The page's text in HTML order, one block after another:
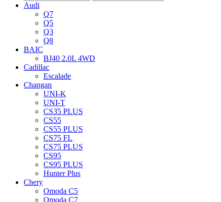
Audi
Q7
Q5
Q3
Q8
BAIC
BJ40 2.0L 4WD
Cadillac
Escalade
Changan
UNI-K
UNI-T
CS35 PLUS
CS55
CS55 PLUS
CS75 FL
CS75 PLUS
CS95
CS95 PLUS
Hunter Plus
Chery
Omoda C5
Omoda C7